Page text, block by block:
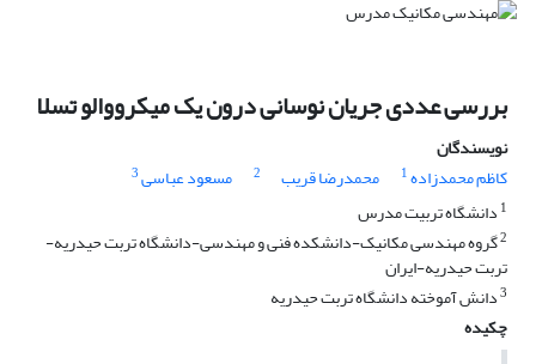
بررسی عددی جریان نوسانی درون یک میکرووالو تسلا
نویسندگان
کاظم محمدزاده1 محمدرضا قریب 2 مسعود عباسی3
1 دانشگاه تربیت مدرس
2گروه مهندسی مکانیک-دانشکده فنی و مهندسی-دانشگاه تربت حیدریه-
تربت حیدریه-ایران
3دانش آموخته دانشگاه تربت حیدریه
چکیده